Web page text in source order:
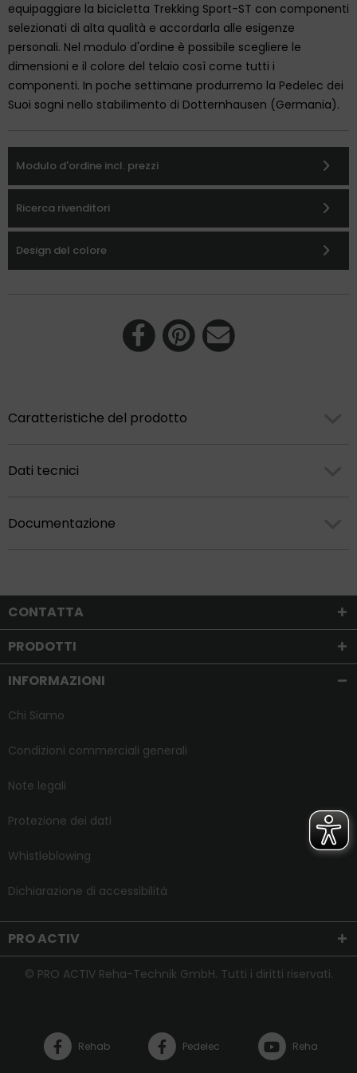
equipaggiare la bicicletta Trekking Sport-ST con componenti
selezionati di alta qualità e accordarla alle esigenze
personali. Nel modulo d'ordine è possibile scegliere le
dimensioni e il colore del telaio così come tutti i
componenti. In poche settimane produrremo la Pedelec dei
Suoi sogni nello stabilimento di Dotternhausen (Germania).
Ricerca rivenditori
Design del colore
Modulo d'ordine incl. prezzi
Caratteristiche del prodotto
Dati tecnici
Documentazione
CONTATTA
PRODOTTI
INFORMAZIONI
Chi Siamo
Condizioni commerciali generali
Note legali
Protezione dei dati
Whistleblowing
Dichiarazione di accessibilità
PRO ACTIV
© PRO ACTIV Reha-Technik GmbH. Tutti i diritti riservati.
Rehab Pedelec Reha